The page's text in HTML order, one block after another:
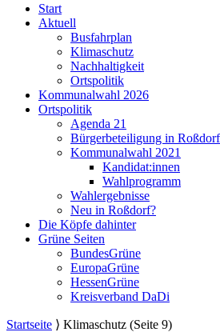
Start
Aktuell
Busfahrplan
Klimaschutz
Nachhaltigkeit
Ortspolitik
Kommunalwahl 2026
Ortspolitik
Agenda 21
Bürgerbeteiligung in
Kommunalwahl 2021
Kandidat:innen
Wahlprogramm
Wahlergebnisse
Neu in Roßdorf?
Die Köpfe dahinter
Grüne Seiten
BundesGrüne
EuropaGrüne
HessenGrüne
Kreisverband DaDi
Startseite ⟩ Klimaschutz (Seite 9)